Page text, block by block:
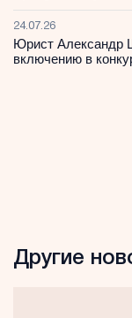
24.07.26
Юрист Александр
включению в
Другие